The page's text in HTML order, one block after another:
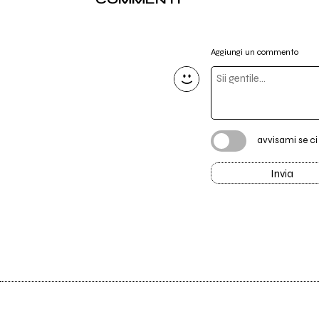
Aggiungi un commento
avvisami se
Invia